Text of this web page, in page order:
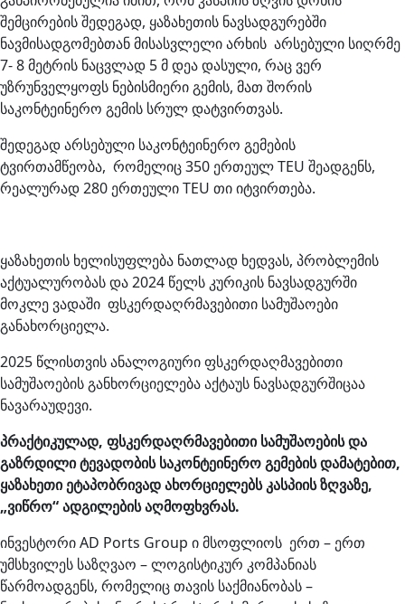
შემცირების შედეგად, ყაზახეთის ნავსადგურებში
ნავმისადგომებთან მისასვლელი არხის არსებული სიღრმე
7- 8 მეტრის ნაცვლად 5 მ დეა დასული, რაც ვერ
უზრუნველყოფს ნებისმიერი გემის, მათ შორის
საკონტეინერო გემის სრულ დატვირთვას.
შედეგად არსებული საკონტეინერო გემების
ტვირთამწეობა, რომელიც 350 ერთეულ TEU შეადგენს,
რეალურად 280 ერთეული TEU თი იტვირთება.
ყაზახეთის ხელისუფლება ნათლად ხედვას, პრობლემის
აქტუალურობას და 2024 წელს კურიკის ნავსადგურში
მოკლე ვადაში ფსკერდაღრმავებითი სამუშაოები
განახორციელა.
2025 წლისთვის ანალოგიური ფსკერდაღმავებითი
სამუშაოების განხორციელება აქტაუს ნავსადგურშიცაა
ნავარაუდევი.
პრაქტიკულად, ფსკერდაღრმავებითი სამუშაოების და
გაზრდილი ტევადობის საკონტეინერო გემების დამატებით,
ყაზახეთი ეტაპობრივად ახორციელებს კასპიის ზღვაზე,
„ვიწრო“ ადგილების აღმოფხვრას.
ინვესტორი AD Ports Group ი მსოფლიოს ერთ – ერთ
უმსხვილეს საზღვაო – ლოგისტიკურ კომპანიას
წარმოადგენს, რომელიც თავის საქმიანობას –